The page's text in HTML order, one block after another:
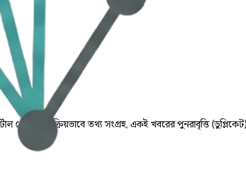
থেকে স্বয়ংক্রিয়ভাবে তথ্য সংগ্রহ, একই খবরের পুনরাবৃত্তি